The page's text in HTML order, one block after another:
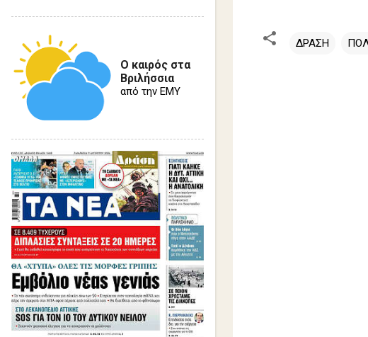
ΔΡΑΣΗ
Ο καιρός στα
Βριλήσσια
από την ΕΜΥ